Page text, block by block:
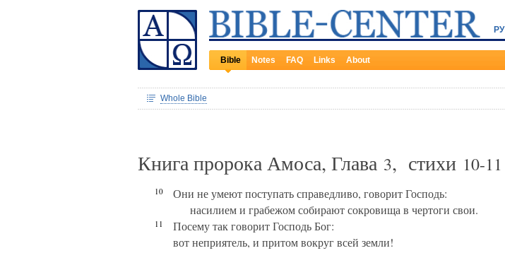
РУ
Bible Notes FAQ Links About
Whole Bible
Книга пророка Амоса, Глава 3, стихи 10-11
10
Они не умеют поступать справедливо, говорит Господь:
насилием и грабежом собирают сокровища в чертоги свои.
11
Посему так говорит Господь Бог:
вот неприятель, и притом вокруг всей земли!